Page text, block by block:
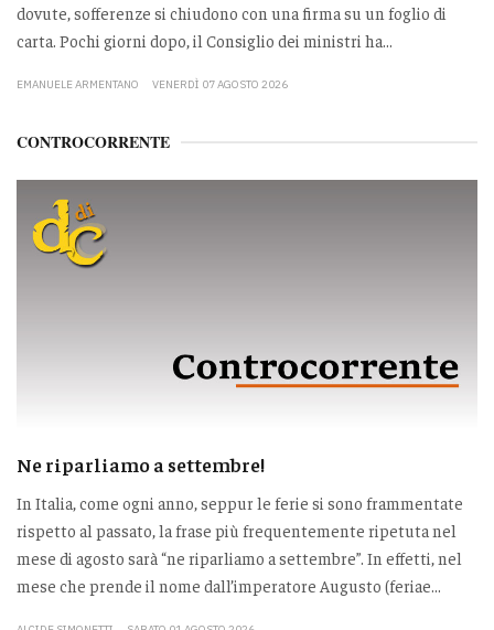
dovute, sofferenze si chiudono con una firma su un foglio di
carta. Pochi giorni dopo, il Consiglio dei ministri ha...
EMANUELE ARMENTANO VENERDÌ 07 AGOSTO 2026
CONTROCORRENTE
Ne riparliamo a settembre!
In Italia, come ogni anno, seppur le ferie si sono frammentate
rispetto al passato, la frase più frequentemente ripetuta nel
mese di agosto sarà “ne riparliamo a settembre”. In effetti, nel
mese che prende il nome dall’imperatore Augusto (feriae...